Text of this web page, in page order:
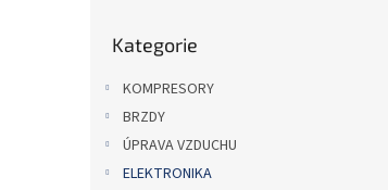
kategorie
Kategorie
KOMPRESORY
BRZDY
ÚPRAVA VZDUCHU
ELEKTRONIKA